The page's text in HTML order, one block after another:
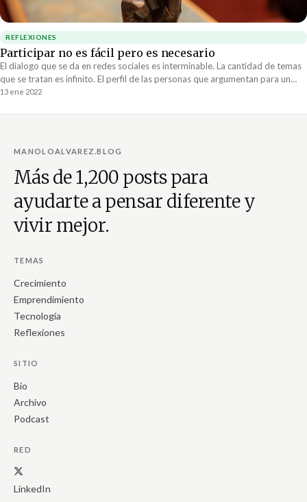
REFLEXIONES
Participar no es fácil pero es necesario
El dialogo que se da en redes sociales es interminable. La cantidad de temas
que se tratan es infinito. El perfil de las personas que argumentan para un
lado o para el otro es tan diverso como los anuncios con que nos
13 ene 2022
MANOLOALVAREZ.BLOG
Más de 1,200 posts para
ayudarte a pensar diferente y
vivir mejor.
TEMAS
Crecimiento
Emprendimiento
Tecnología
Reflexiones
SITIO
Bio
Archivo
Podcast
RED
LinkedIn